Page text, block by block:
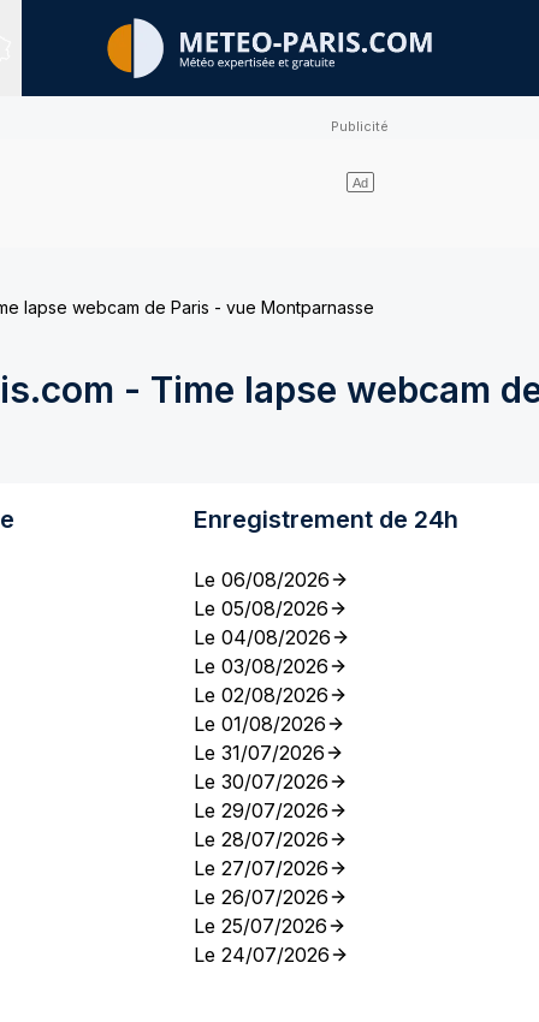
expertisés
lapse webcam de Paris - vue Montparnasse
- Time lapse webcam
Enregistrement de 24h
Le 06/08/2026
Le 05/08/2026
Le 04/08/2026
Le 03/08/2026
Le 02/08/2026
Le 01/08/2026
Le 31/07/2026
Le 30/07/2026
Le 29/07/2026
Le 28/07/2026
Le 27/07/2026
Le 26/07/2026
Le 25/07/2026
Le 24/07/2026